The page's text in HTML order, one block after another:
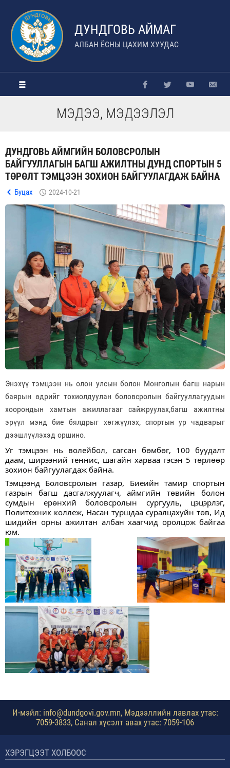
ДУНДГОВЬ АЙМАГ
АЛБАН ЁСНЫ ЦАХИМ ХУУДАС
МЭДЭЭ, МЭДЭЭЛЭЛ
ДУНДГОВЬ АЙМГИЙН БОЛОВСРОЛЫН
БАЙГУУЛЛАГЫН БАГШ АЖИЛТНЫ ДУНД СПОРТЫН 5
ТӨРӨЛТ ТЭМЦЭЭН ЗОХИОН БАЙГУУЛАГДАЖ БАЙНА
Буцах 2024-10-21
Энэхүү тэмцээн нь олон улсын болон Монголын багш нарын
баярын өдрийг тохиолдуулан боловсролын байгууллагуудын
хоорондын хамтын ажиллагааг сайжруулах,багш ажилтны
эрүүл мэнд бие бялдрыг хөгжүүлэх, спортын ур чадварыг
дээшлүүлэхэд оршино.
Уг тэмцээн нь волейбол, сагсан бөмбөг, 100 буудалт
даам, ширээний теннис, шагайн харваа гэсэн 5 төрлөөр
зохион байгуулагдаж байна.
Тэмцээнд Боловсролын газар, Биеийн тамир спортын
газрын багш дасгалжуулагч, аймгийн төвийн болон
сумдын ерөнхий боловсролын сургууль, цэцэрлэг,
Политехник коллеж, Насан туршдаа суралцахуйн төв, Ид
шидийн орны ажилтан албан хаагчид оролцож байгаа
юм.
И-мэйл: info@dundgovi.gov.mn, Мэдээллийн лавлах утас:
7059-3833, Санал хүсэлт авах утас: 7059-106
ХЭРЭГЦЭЭТ ХОЛБООС